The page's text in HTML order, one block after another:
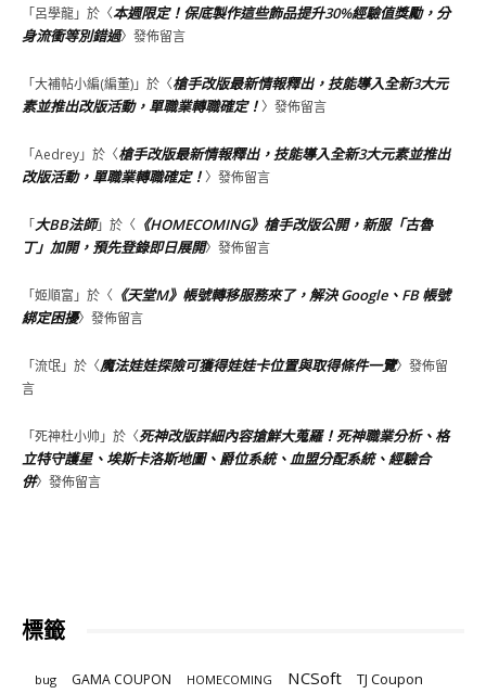
「呂學龍」於〈本週限定！保底製作這些飾品提升30%經驗值獎勵，分
身流衝等別錯過〉發佈留言
「大補帖小編(編董)」於〈槍手改版最新情報釋出，技能導入全新3大元
素並推出改版活動，單職業轉職確定！〉發佈留言
「Aedrey」於〈槍手改版最新情報釋出，技能導入全新3大元素並推出
改版活動，單職業轉職確定！〉發佈留言
「大BB法師」於〈 《HOMECOMING》槍手改版公開，新服「古魯
丁」加開，預先登錄即日展開〉發佈留言
「姬順富 」於〈 《天堂M》帳號轉移服務來了，解決 Google、FB 帳號
綁定困擾〉發佈留言
「流氓」於〈魔法娃娃探險可獲得娃娃卡位置與取得條件一覽〉發佈留
言
「死神杜小帅 」於〈死神改版詳細內容搶鮮大蒐羅！死神職業分析、格
立特守護星、埃斯卡洛斯地圖、爵位系統、血盟分配系統、經驗合
併〉發佈留言
標籤
bug GAMA COUPON HOMECOMING NCSoft
TJ Coupon